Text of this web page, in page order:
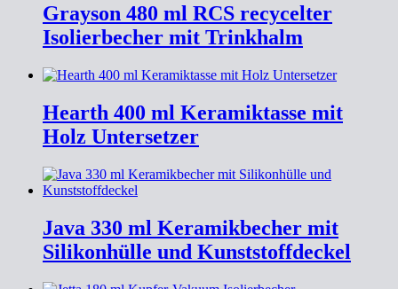
Grayson 480 ml RCS recycelter
Isolierbecher mit Trinkhalm
Hearth 400 ml Keramiktasse mit
Holz Untersetzer
Java 330 ml Keramikbecher mit
Silikonhülle und Kunststoffdeckel